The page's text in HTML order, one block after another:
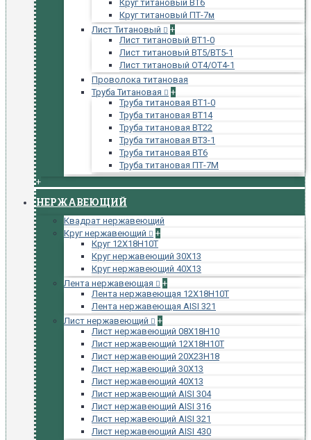
Круг титановый ВТ6
Круг титановый ПТ-7м
Лист Титановый
+
Лист титановый ВТ1-0
Лист титановый ВТ5/ВТ5-1
Лист титановый ОТ4/ОТ4-1
Проволока титановая
Труба Титановая
+
Труба титановая ВТ1-0
Труба титановая ВТ14
Труба титановая ВТ22
Труба титановая ВТ3-1
Труба титановая ВТ6
Труба титановая ПТ-7М
+
НЕРЖАВЕЮЩИЙ
Квадрат нержавеющий
Круг нержавеющий
+
Круг 12Х18Н10Т
Круг нержавеющий 30Х13
Круг нержавеющий 40Х13
Лента нержавеющая
+
Лента нержавеющая 12Х18Н10Т
Лента нержавеющая AISI 321
Лист нержавеющий
+
Лист нержавеющий 08Х18Н10
Лист нержавеющий 12Х18Н10Т
Лист нержавеющий 20Х23Н18
Лист нержавеющий 30Х13
Лист нержавеющий 40Х13
Лист нержавеющий AISI 304
Лист нержавеющий AISI 316
Лист нержавеющий AISI 321
Лист нержавеющий AISI 430